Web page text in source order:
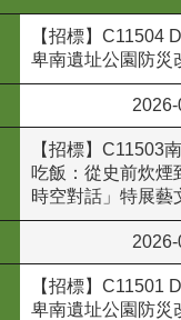
【招標】C11504
卑南遺址公園防災
【招標】C11503
吃飯：從史前炊煙
時空對話」特展藝
【招標】C11501
卑南遺址公園防災